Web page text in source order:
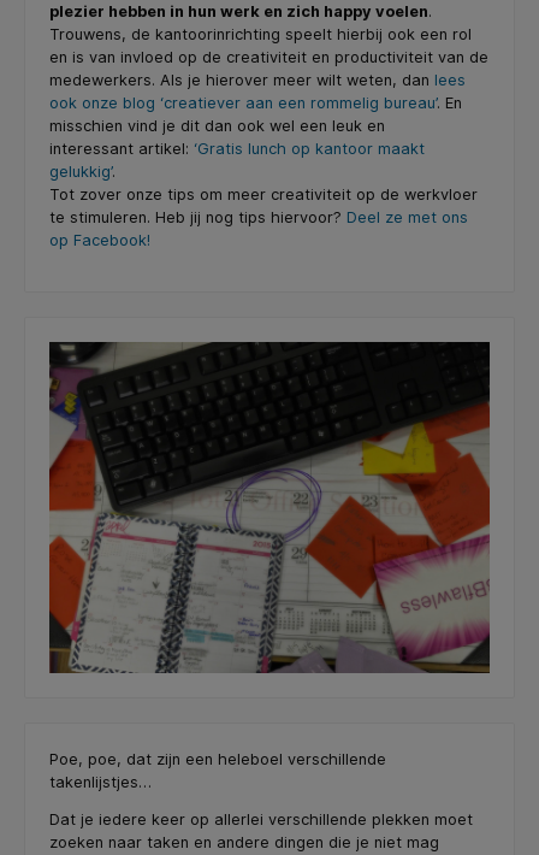
plezier hebben in hun werk en zich happy voelen.
Trouwens, de kantoorinrichting speelt hierbij ook een rol
en is van invloed op de creativiteit en productiviteit van de
medewerkers. Als je hierover meer wilt weten, dan lees
ook onze blog ‘creatiever aan een rommelig bureau’. En
misschien vind je dit dan ook wel een leuk en
interessant artikel: ‘Gratis lunch op kantoor maakt
gelukkig’.
Tot zover onze tips om meer creativiteit op de werkvloer
te stimuleren. Heb jij nog tips hiervoor? Deel ze met ons
op Facebook!
Poe, poe, dat zijn een heleboel verschillende
takenlijstjes…
Dat je iedere keer op allerlei verschillende plekken moet
zoeken naar taken en andere dingen die je niet mag